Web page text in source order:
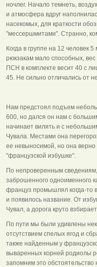
ночлег. Начало темнеть,
и атмосфера вдруг
насекомых, для краткости
"мессершмитами". Странно,
Когда в группе на 12 человек
рюкзакам мало способных,
ПСН в комплекте весит 40 с
45. Не сильно отличались от
Нам предстоял подъем
600, но дался он нам с
начинает вилять и с
Чувала. Местами она
ее невыносимой, но она верно
"французской избушке".
По непроверенным
заброшенного одноименного
француз промышлял когда-то
и появилось название. От
Чувал, а дорога круто
По пути мы были удивлены
отсутствием спелых ягод и
также найденным у
вываренных корней родиолы
запомним это обстоятельство